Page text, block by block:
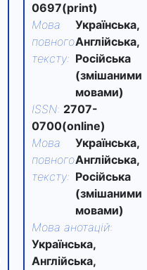
0697(print)
Мова
повного
тексту:
Українська,
Англійська,
Російська
(змішаними
мовами)
ISSN: 2707-
0700(online)
Мова
повного
тексту:
Українська,
Англійська,
Російська
(змішаними
мовами)
Мова анотацій:
Українська,
Англійська,